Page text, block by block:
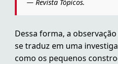
— Revista Tópicos.
Dessa forma, a
se traduz em uma
como os pequenos